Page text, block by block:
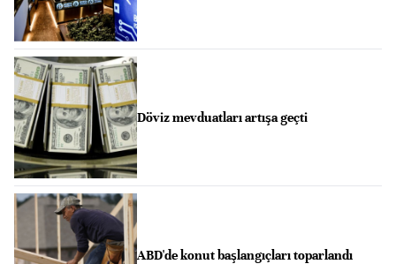
Döviz mevduatları artışa geçti
ABD'de konut başlangıçları toparlandı